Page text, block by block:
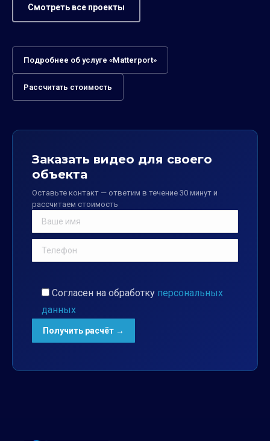
Смотреть все проекты
Подробнее об услуге «Matterport»
Рассчитать стоимость
Заказать видео для своего
объекта
Оставьте контакт — ответим в течение 30 минут и
рассчитаем стоимость
Согласен на обработку персональных
данных